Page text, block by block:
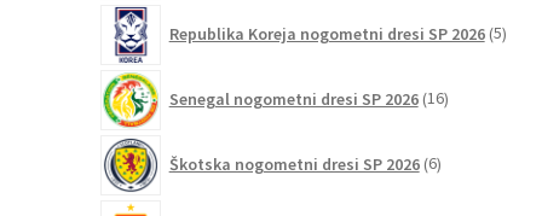
Republika Koreja nogometni dresi SP 2026 5
Senegal nogometni dresi SP 2026 16izdelkov
Škotska nogometni dresi SP 2026 6izdelkov